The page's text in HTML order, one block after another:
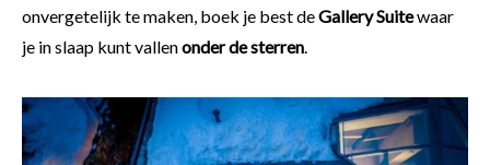
onvergetelijk te maken, boek je best deGallery Suitewaar
je in slaap kunt vallenonder de sterren.